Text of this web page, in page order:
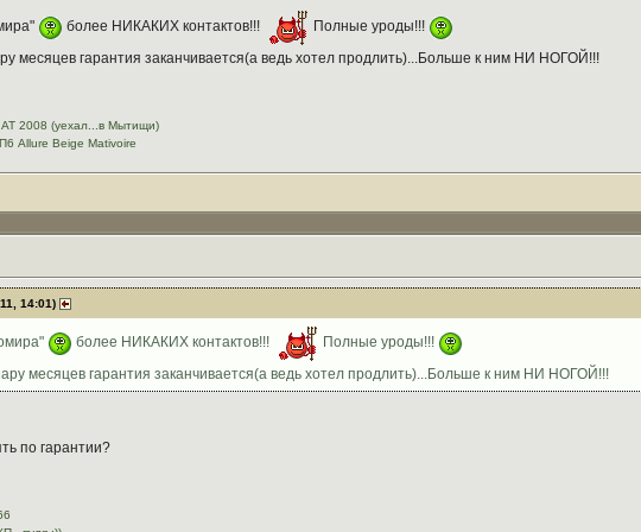
более НИКАКИХ контактов!!!
Полные уроды!!!
месяцев гарантия заканчивается(а ведь хотел продлить)...Больше к ним НИ НОГОЙ!!!
2008 (уехал...в Мытищи)
Allure Beige Mativoire
14:01)
более НИКАКИХ контактов!!!
Полные уроды!!!
месяцев гарантия заканчивается(а ведь хотел продлить)...Больше к ним НИ НОГОЙ!!!
по гарантии?